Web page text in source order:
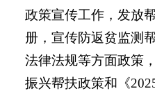
政策宣传工作，发放
册，宣传防返贫监测
法律法规等方面政策
振兴帮扶政策和《